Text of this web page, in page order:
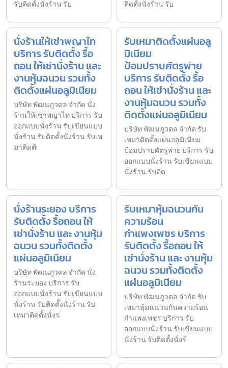
รับติดตั้งนั่งร้าน รับ
ติดตั้งนั่งร้าน รับ
นั่งร้านให้เช่าพญาไท
บริการ รับติดตั้ง รื้อ
ถอน ให้เช่านั่งร้าน และ
งานหุ้มฉนวน รวมทั้ง
ติดตั้งแผ่นอลูมิเนียม
บริษัท พัฒนภูวดล จำกัด นั่ง
ร้านให้เช่าพญาไท บริการ รับ
ออกแบบนั่งร้าน รับเขียนแบบ
นั่งร้าน รับติดตั้งนั่งร้าน รับเห
มาติดตั
รับเหมาติดตั้งแผ่นอลู
มิเนียม
ป้อมปราบศัตรูพ่าย
บริการ รับติดตั้ง รื้อ
ถอน ให้เช่านั่งร้าน และ
งานหุ้มฉนวน รวมทั้ง
ติดตั้งแผ่นอลูมิเนียม
บริษัท พัฒนภูวดล จำกัด รับ
เหมาติดตั้งแผ่นอลูมิเนียม
ป้อมปราบศัตรูพ่าย บริการ รับ
ออกแบบนั่งร้าน รับเขียนแบบ
นั่งร้าน รับติด
นั่งร้านระยอง บริการ
รับติดตั้ง รื้อถอน ให้
เช่านั่งร้าน และ งานหุ้ม
ฉนวน รวมทั้งติดตั้ง
แผ่นอลูมิเนียม
บริษัท พัฒนภูวดล จำกัด นั่ง
ร้านระยอง บริการ รับ
ออกแบบนั่งร้าน รับเขียนแบบ
นั่งร้าน รับติดตั้งนั่งร้าน รับ
เหมาติดตั้งนั่งร
รับเหมาหุ้มฉนวนกัน
ความร้อน
กำแพงเพชร บริการ
รับติดตั้ง รื้อถอน ให้
เช่านั่งร้าน และ งานหุ้ม
ฉนวน รวมทั้งติดตั้ง
แผ่นอลูมิเนียม
บริษัท พัฒนภูวดล จำกัด รับ
เหมาหุ้มฉนวนกันความร้อน
กำแพงเพชร บริการ รับ
ออกแบบนั่งร้าน รับเขียนแบบ
นั่งร้าน รับติดตั้งนั่งร้